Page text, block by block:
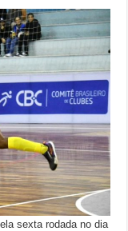
sexta rodada no dia